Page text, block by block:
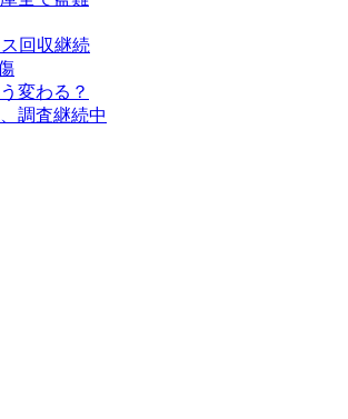
回収継続
変わる？
調査継続中